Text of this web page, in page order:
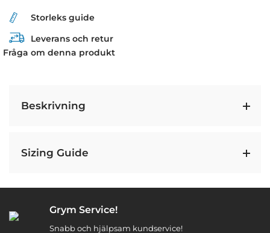
Storleks guide
Leverans och retur
Fråga om denna produkt
Beskrivning
Sizing Guide
Grym Service!
Snabb och hjälpsam kundservice!